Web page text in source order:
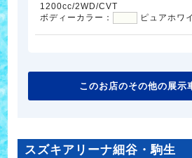
1200cc/2WD/CVT
ボディーカラー：
ピュアホワ
このお店のその他の展示
スズキアリーナ細谷・駒生